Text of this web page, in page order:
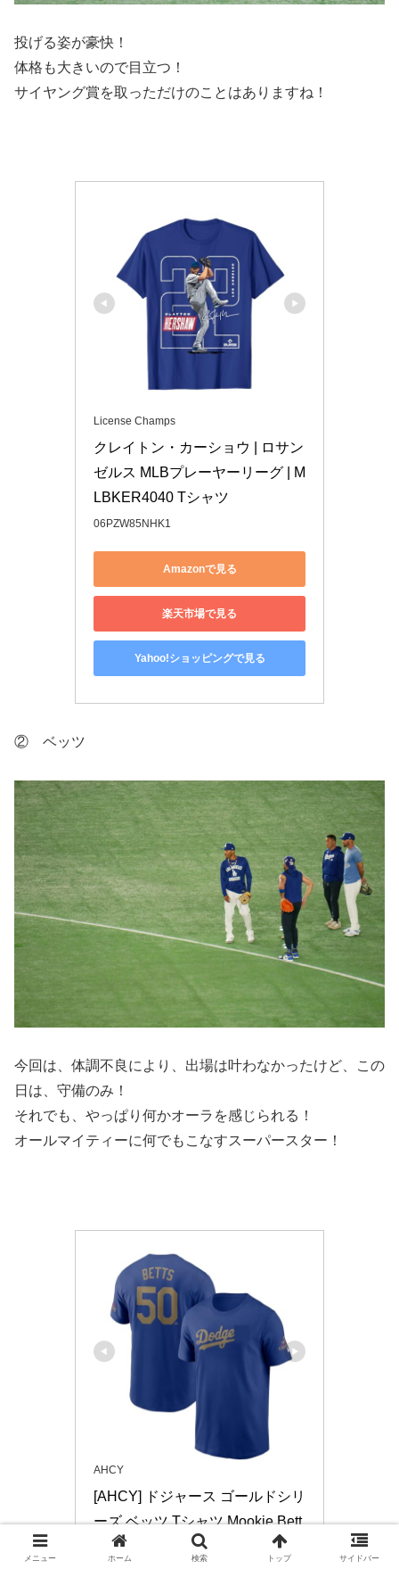
投げる姿が豪快！
体格も大きいので目立つ！
サイヤング賞を取っただけのことはありますね！
License Champs
クレイトン・カーショウ | ロサン
ゼルス MLBプレーヤーリーグ | M
LBKER4040 Tシャツ
06PZW85NHK1
Amazonで見る
楽天市場で見る
Yahoo!ショッピングで見る
② ベッツ
今回は、体調不良により、出場は叶わなかったけど、この
日は、守備のみ！
それでも、やっぱり何かオーラを感じられる！
オールマイティーに何でもこなすスーパースター！
AHCY
[AHCY] ドジャース ゴールドシリ
ーズ ベッツ Tシャツ Mookie Bett
s プルオーバー レプリ 半袖 野球
メニュー ホーム 検索 トップ サイドバー